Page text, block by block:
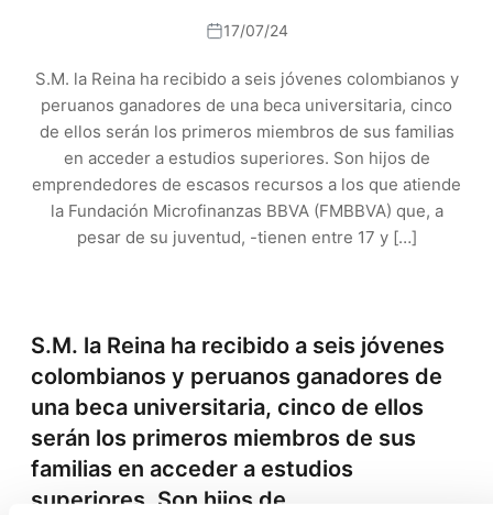
17/07/24
S.M. la Reina ha recibido a seis jóvenes colombianos y
peruanos ganadores de una beca universitaria, cinco
de ellos serán los primeros miembros de sus familias
en acceder a estudios superiores. Son hijos de
emprendedores de escasos recursos a los que atiende
la Fundación Microfinanzas BBVA (FMBBVA) que, a
pesar de su juventud, -tienen entre 17 y […]
S.M. la Reina ha recibido a seis jóvenes
colombianos y peruanos ganadores de
una beca universitaria, cinco de ellos
serán los primeros miembros de sus
familias en acceder a estudios
superiores. Son hijos de